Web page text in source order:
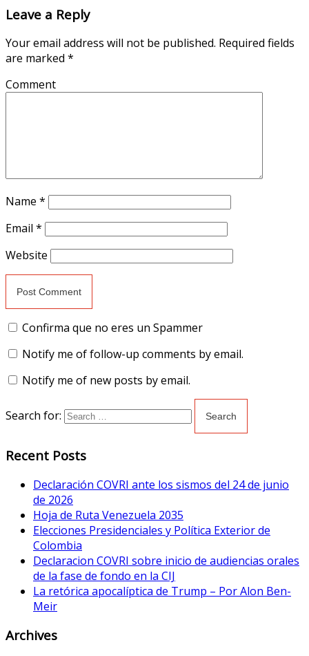
Leave a Reply
Your email address will not be published. Required fields
are marked *
Comment
Name *
Email *
Website
Confirma que no eres un Spammer
Notify me of follow-up comments by email.
Notify me of new posts by email.
Search for:
Recent Posts
Declaración COVRI ante los sismos del 24 de junio
de 2026
Hoja de Ruta Venezuela 2035
Elecciones Presidenciales y Política Exterior de
Colombia
Declaracion COVRI sobre inicio de audiencias orales
de la fase de fondo en la CIJ
La retórica apocalíptica de Trump – Por Alon Ben-
Meir
Archives